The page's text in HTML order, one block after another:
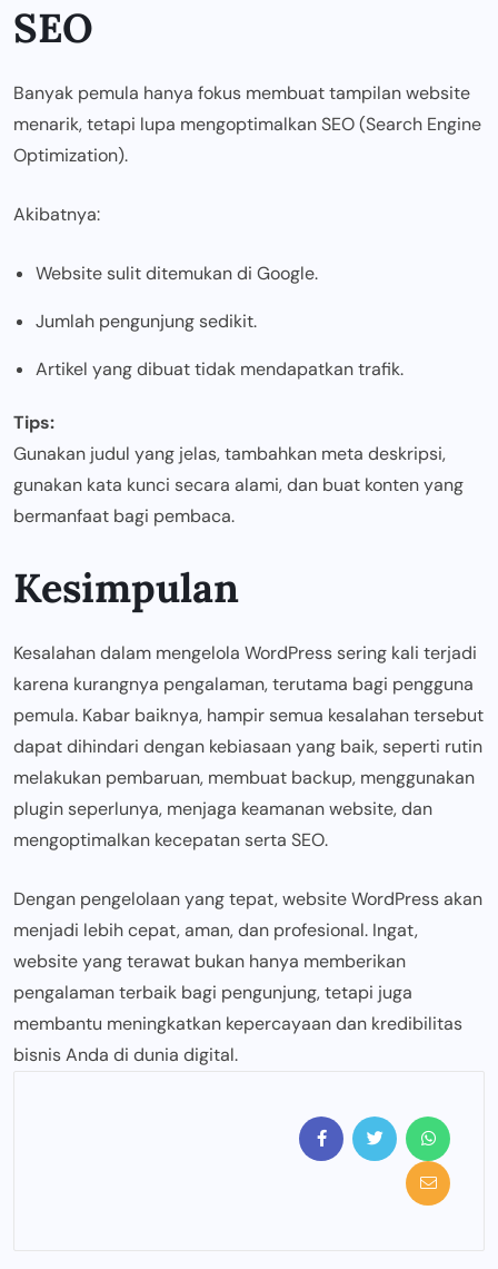
SEO
Banyak pemula hanya fokus membuat tampilan website
menarik, tetapi lupa mengoptimalkan SEO (Search Engine
Optimization).
Akibatnya:
Website sulit ditemukan di Google.
Jumlah pengunjung sedikit.
Artikel yang dibuat tidak mendapatkan trafik.
Tips:
Gunakan judul yang jelas, tambahkan meta deskripsi,
gunakan kata kunci secara alami, dan buat konten yang
bermanfaat bagi pembaca.
Kesimpulan
Kesalahan dalam mengelola WordPress sering kali terjadi
karena kurangnya pengalaman, terutama bagi pengguna
pemula. Kabar baiknya, hampir semua kesalahan tersebut
dapat dihindari dengan kebiasaan yang baik, seperti rutin
melakukan pembaruan, membuat backup, menggunakan
plugin seperlunya, menjaga keamanan website, dan
mengoptimalkan kecepatan serta SEO.
Dengan pengelolaan yang tepat, website WordPress akan
menjadi lebih cepat, aman, dan profesional. Ingat,
website yang terawat bukan hanya memberikan
pengalaman terbaik bagi pengunjung, tetapi juga
membantu meningkatkan kepercayaan dan kredibilitas
bisnis Anda di dunia digital.